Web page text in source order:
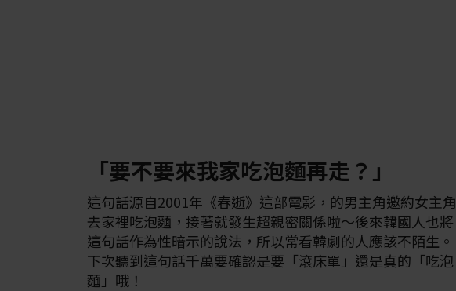
「要不要來我家吃泡麵再走？」
這句話源自2001年《春逝》這部電影，的男主角邀約女主角
去家裡吃泡麵，接著就發生超親密關係啦～後來韓國人也將
這句話作為性暗示的說法，所以常看韓劇的人應該不陌生。
下次聽到這句話千萬要確認是要「滾床單」還是真的「吃泡
麵」哦！